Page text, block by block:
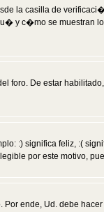
la casilla de
y c�mo se
De estar
:) significa feliz, :(
por este motivo,
ende, Ud. debe